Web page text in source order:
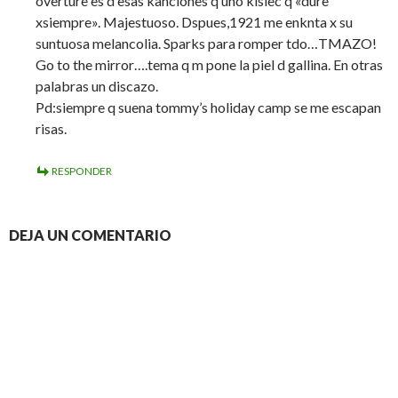
xsiempre». Majestuoso. Dspues,1921 me enknta x su
suntuosa melancolia. Sparks para romper tdo…TMAZO!
Go to the mirror….tema q m pone la piel d gallina. En otras
palabras un discazo.
Pd:siempre q suena tommy’s holiday camp se me escapan
risas.
RESPONDER
DEJA UN COMENTARIO